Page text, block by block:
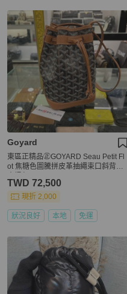
Goyard
東區正精品㊣GOYARD Seau Petit Fl
ot 焦糖色圖騰拼皮革抽繩束口斜背包
TWD 72,500
現折 2,000
狀況良好 本地 免運